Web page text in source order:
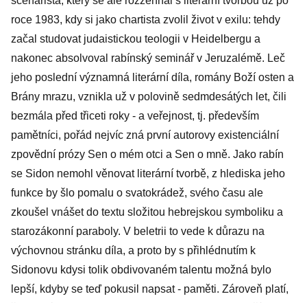
roce 1983, kdy si jako chartista zvolil život v exilu: tehdy
začal studovat judaistickou teologii v Heidelbergu a
nakonec absolvoval rabínský seminář v Jeruzalémě. Leč
jeho poslední významná literární díla, romány Boží osten a
Brány mrazu, vznikla už v polovině sedmdesátých let, čili
bezmála před třiceti roky - a veřejnost, tj. především
pamětníci, pořád nejvíc zná první autorovy existenciální
zpovědní prózy Sen o mém otci a Sen o mně. Jako rabín
se Sidon nemohl věnovat literární tvorbě, z hlediska jeho
funkce by šlo pomalu o svatokrádež, svého času ale
zkoušel vnášet do textu složitou hebrejskou symboliku a
starozákonní paraboly. V beletrii to vede k důrazu na
výchovnou stránku díla, a proto by s přihlédnutím k
Sidonovu kdysi tolik obdivovaném talentu možná bylo
lepší, kdyby se teď pokusil napsat - paměti. Zároveň platí,